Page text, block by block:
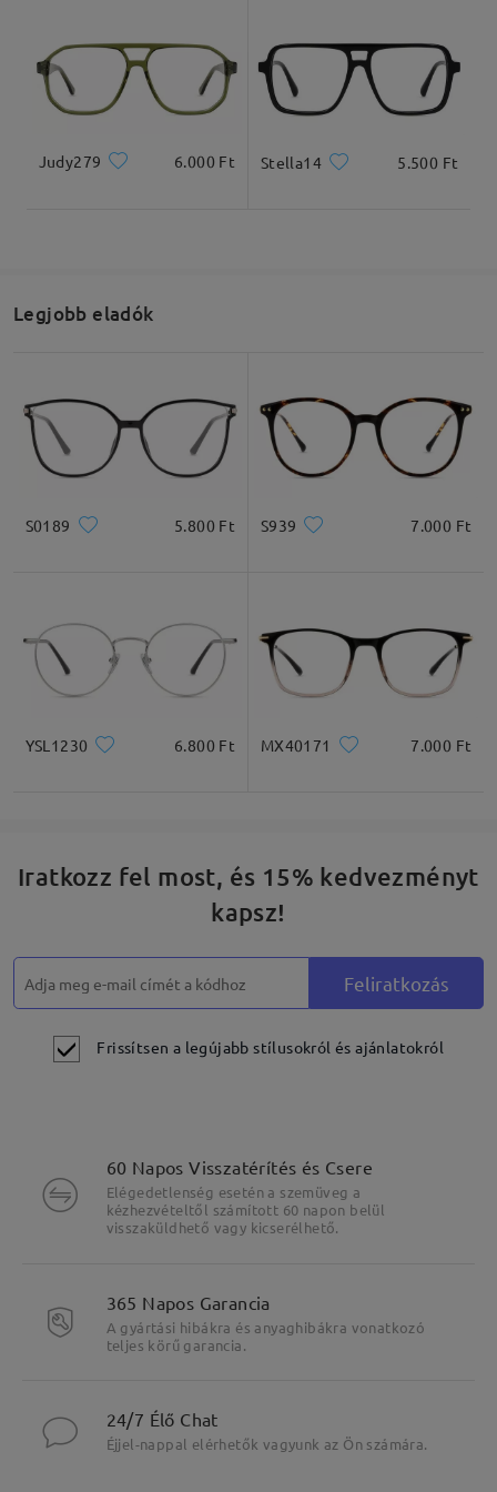
Judy279 6.000 Ft Stella14 5.500 Ft
Legjobb eladók
S0189 5.800 Ft S939 7.000 Ft
YSL1230 6.800 Ft MX40171 7.000 Ft
Iratkozz fel most, és 15% kedvezményt
kapsz!
Feliratkozás
Frissítsen a legújabb stílusokról és ajánlatokról
60 Napos Visszatérítés és Csere
Elégedetlenség esetén a szemüveg a
kézhezvételtől számított 60 napon belül
visszaküldhető vagy kicserélhető.
365 Napos Garancia
A gyártási hibákra és anyaghibákra vonatkozó
teljes körű garancia.
24/7 Élő Chat
Éjjel-nappal elérhetők vagyunk az Ön számára.